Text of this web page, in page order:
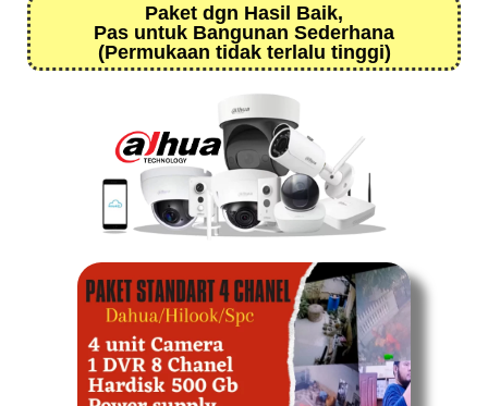
Paket dgn Hasil Baik,
Pas untuk Bangunan Sederhana
(Permukaan tidak terlalu tinggi)